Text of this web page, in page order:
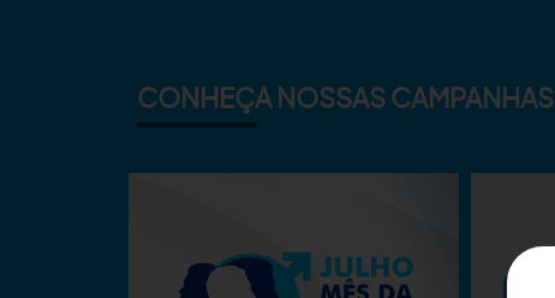
CONHEÇA NOSSAS CAMPANHAS